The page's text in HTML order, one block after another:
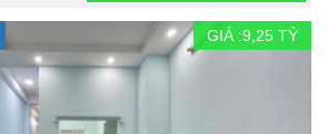
GIÁ :9,25 TỶ